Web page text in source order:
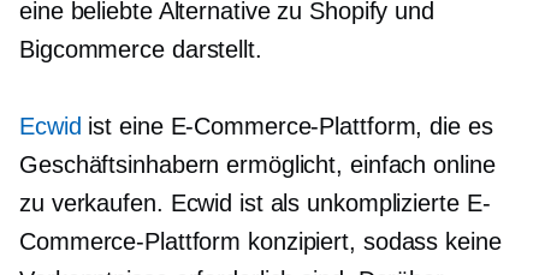
eine beliebte Alternative zu Shopify und
Bigcommerce darstellt.
Ecwid ist eine E-Commerce-Plattform, die es
Geschäftsinhabern ermöglicht, einfach online
zu verkaufen. Ecwid ist als unkomplizierte E-
Commerce-Plattform konzipiert, sodass keine